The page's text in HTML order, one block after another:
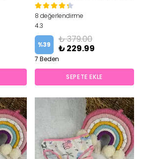
8 değerlendirme
4.3
%39
₺ 379.00
₺ 229.99
7 Beden
SEPETE EKLE